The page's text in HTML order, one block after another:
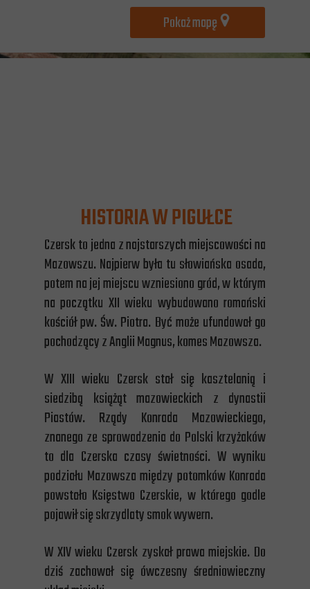
Pokaż mapę
HISTORIA W PIGUŁCE
Czersk to jedna z najstarszych miejscowości na
Mazowszu. Najpierw była tu słowiańska osada,
potem na jej miejscu wzniesiono gród, w którym
na początku XII wieku wybudowano romański
kościół pw. Św. Piotra. Być może ufundował go
pochodzący z Anglii Magnus, komes Mazowsza.
W XIII wieku Czersk stał się kasztelanią i
siedzibą książąt mazowieckich z dynastii
Piastów. Rządy Konrada Mazowieckiego,
znanego ze sprowadzenia do Polski krzyżaków
to dla Czerska czasy świetności. W wyniku
podziału Mazowsza między potomków Konrada
powstało Księstwo Czerskie, w którego godle
pojawił się skrzydlaty smok wywern.
W XIV wieku Czersk zyskał prawa miejskie. Do
dziś zachował się ówczesny średniowieczny